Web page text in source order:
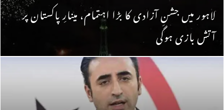
لاہور میں جشنِ آزادی کا بڑا اہتمام، مینارِ پاکستان پر
آتش بازی ہوگی